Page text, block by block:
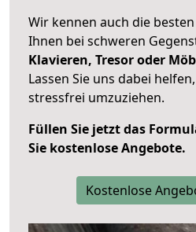
Wir kennen auch die
Ihnen bei schweren
Klavieren, Tresor oder
Lassen Sie uns dabei
stressfrei umzuziehen.
Füllen Sie jetzt das
Sie kostenlose Angebote.
Kostenlose